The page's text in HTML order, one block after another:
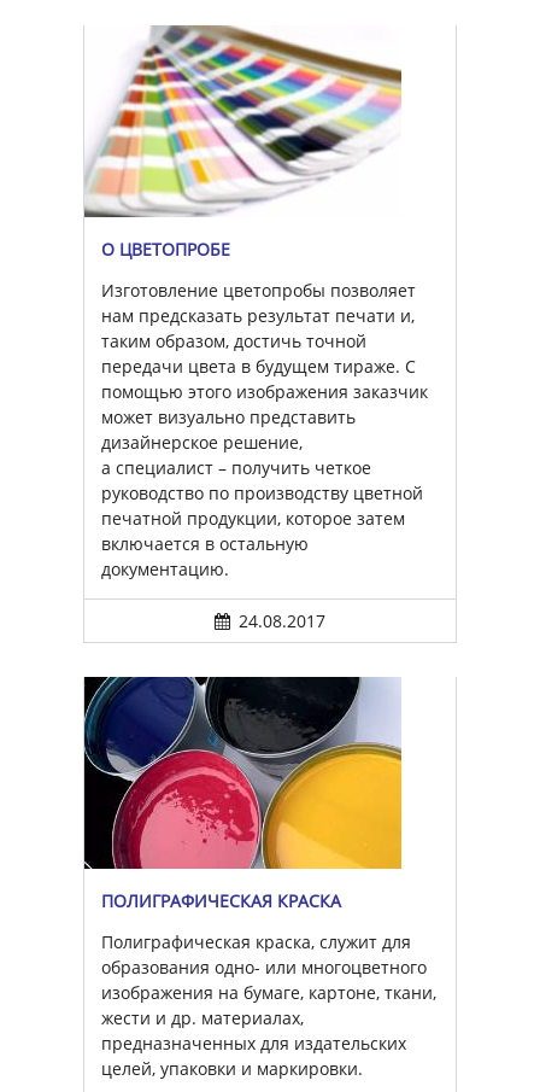
О ЦВЕТОПРОБЕ
Изготовление цветопробы позволяет
нам предсказать результат печати и,
таким образом, достичь точной
передачи цвета в будущем тираже. С
помощью этого изображения заказчик
может визуально представить
дизайнерское решение,
а специалист – получить четкое
руководство по производству цветной
печатной продукции, которое затем
включается в остальную
документацию.
24.08.2017
ПОЛИГРАФИЧЕСКАЯ КРАСКА
Полиграфическая краска, служит для
образования одно- или многоцветного
изображения на бумаге, картоне, ткани,
жести и др. материалах,
предназначенных для издательских
целей, упаковки и маркировки.